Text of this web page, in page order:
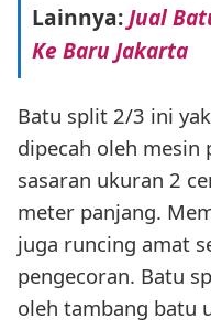
Lainnya:Jual
Ke Baru Jakarta
Batu split 2/3 ini
dipecah oleh mesin
sasaran ukuran 2
meter panjang.
juga runcing amat
pengecoran. Batu
oleh tambang batu